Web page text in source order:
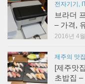
전자기기,
브라더
– 가격,
2016년 4
제주의 맛
[제주맛
초밥집 –